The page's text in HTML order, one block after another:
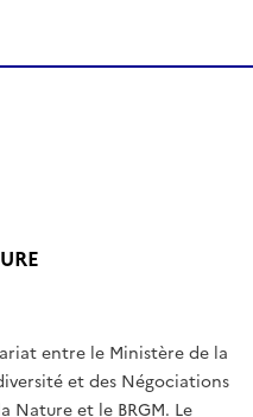
L
T
É
,
entre le Ministère de la
et des Négociations
Nature et le BRGM. Le